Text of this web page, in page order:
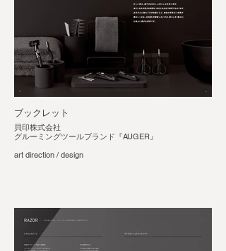
ブックレット
貝印株式会社
グルーミングツールブランド『AUGER』
art direction / design